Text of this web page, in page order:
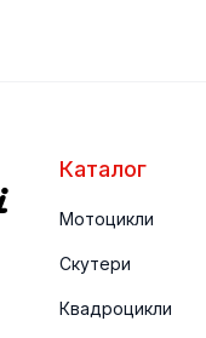
Каталог
Мотоцикли
Скутери
Квадроцикли